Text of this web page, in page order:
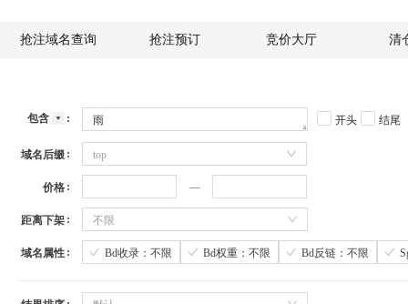
抢注域名查询 抢注预订 竞价大厅 清
包含 开头 结尾
域名后缀 top
价格
距离下架 不限
域名属性 Bd收录：不限 Bd权重：不限 Bd反链：不限